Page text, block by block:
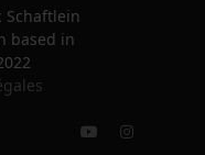
Schaftlein
based in